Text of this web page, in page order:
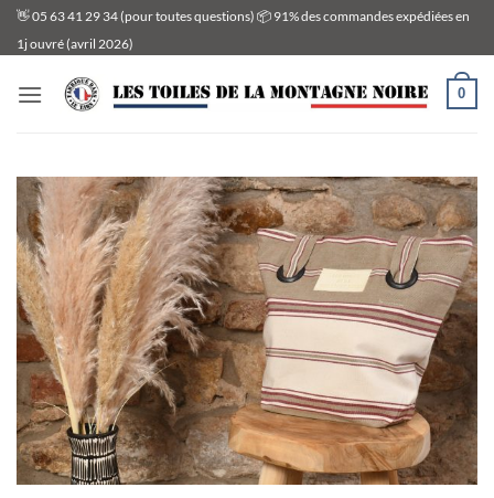
Passer
👋 05 63 41 29 34 (pour toutes questions) 📦 91% des commandes expédiées en
1j ouvré (avril 2026)
0